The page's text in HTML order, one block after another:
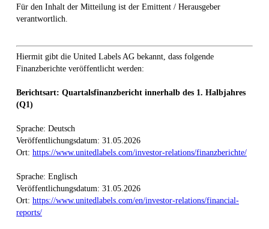
Für den Inhalt der Mitteilung ist der Emittent / Herausgeber
verantwortlich.
Hiermit gibt die United Labels AG bekannt, dass folgende
Finanzberichte veröffentlicht werden:
Berichtsart: Quartalsfinanzbericht innerhalb des 1. Halbjahres
(Q1)
Sprache: Deutsch
Veröffentlichungsdatum: 31.05.2026
Ort: https://www.unitedlabels.com/investor-relations/finanzberichte/
Sprache: Englisch
Veröffentlichungsdatum: 31.05.2026
Ort: https://www.unitedlabels.com/en/investor-relations/financial-
reports/